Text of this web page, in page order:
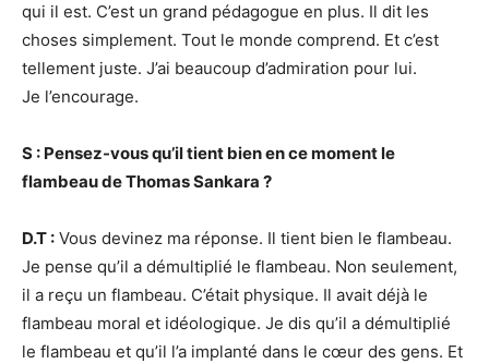
qui il est. C’est un grand pédagogue en plus. Il dit les
choses simplement. Tout le monde comprend. Et c’est
tellement juste. J’ai beaucoup d’admiration pour lui.
Je l’encourage.
S : Pensez-vous qu’il tient bien en ce moment le
flambeau de Thomas Sankara ?
D.T : Vous devinez ma réponse. Il tient bien le flambeau.
Je pense qu’il a démultiplié le flambeau. Non seulement,
il a reçu un flambeau. C’était physique. Il avait déjà le
flambeau moral et idéologique. Je dis qu’il a démultiplié
le flambeau et qu’il l’a implanté dans le cœur des gens. Et